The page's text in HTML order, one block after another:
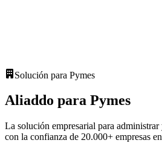
Solución para Pymes
Aliaddo para Pymes
La solución empresarial para
con la confianza de 20.000+ empresas